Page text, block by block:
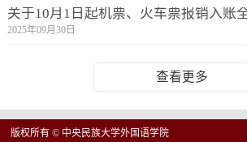
2025年09月30日
查看更多
版权所有 © 中央民族大学外国语学院